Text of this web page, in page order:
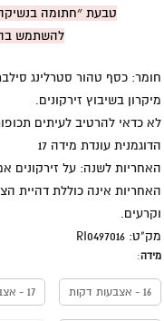
טבעת ״חתומה
להשתמש
מיקרון בשיבוץ זירקונים.
לא כדאי להרטיב לעיתים
הדוגמנית עונדת מידה 17
האחריות לשנה: על זירקונים
האחריות אינה כוללת דהיית
וקרעים.
מק"ט: RI0497016
מידה:
16 - אצבעות דקות 17 - אצבעות סטנדרטיות